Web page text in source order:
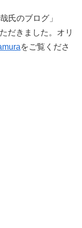
氏のブログ」
だきました。オリ
をご覧くださ